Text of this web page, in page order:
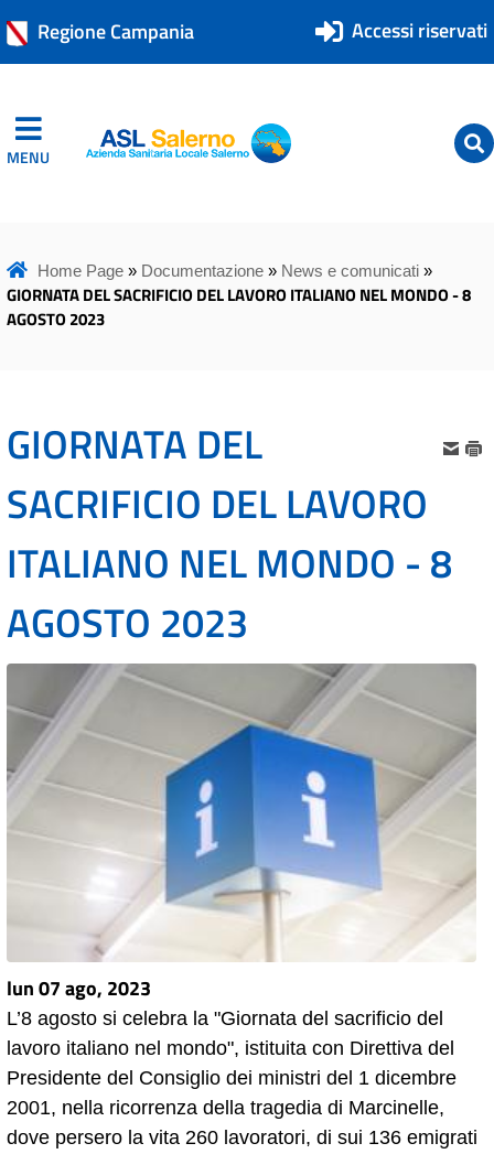
Regione Campania Accessi riservati
MENU ASL Salerno
ASL Salerno
Home Page» Documentazione» News e comunicati»
GIORNATA DEL SACRIFICIO DEL LAVORO ITALIANO NEL MONDO - 8
AGOSTO 2023
GIORNATA DEL
SACRIFICIO DEL LAVORO
ITALIANO NEL MONDO - 8
AGOSTO 2023
lun 07 ago, 2023
L’8 agosto si celebra la "Giornata del sacrificio del
lavoro italiano nel mondo", istituita con Direttiva del
Presidente del Consiglio dei ministri del 1 dicembre
2001, nella ricorrenza della tragedia di Marcinelle,
dove persero la vita 260 lavoratori, di sui 136 emigrati